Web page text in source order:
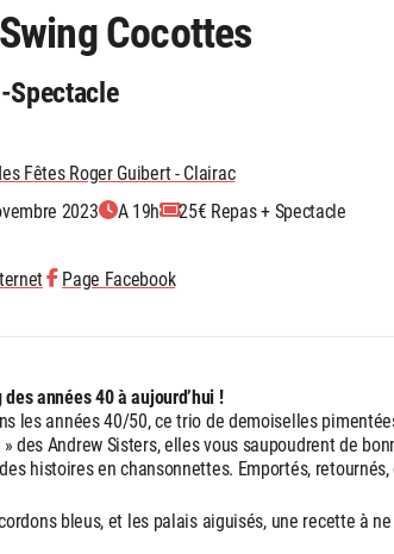
Cocottes
Spectacle
Fêtes Roger Guibert - Clairac
2023
A 19h 25€ Repas + Spectacle
Page Facebook
des années 40 à aujourd’hui !
les années 40/50, ce trio de demoiselles
des Andrew Sisters, elles vous saupoudrent de
histoires en chansonnettes. Emportés,
bleus, et les palais aiguisés, une recette à